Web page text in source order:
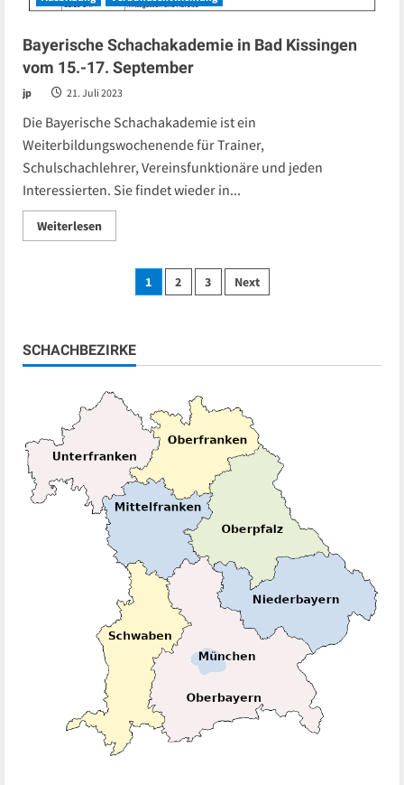
Bayerische Schachakademie in Bad Kissingen
vom 15.-17. September
jp 21. Juli 2023
Die Bayerische Schachakademie ist ein
Weiterbildungswochenende für Trainer,
Schulschachlehrer, Vereinsfunktionäre und jeden
Interessierten. Sie findet wieder in...
WeiterlesenRead
more
Schachakademie
September
Seitennummerierung
Beiträge
1 2 3 Next
SCHACHBEZIRKE